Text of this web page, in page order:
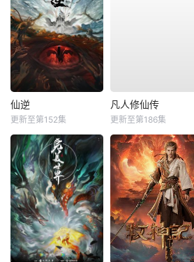
仙逆
更新至第152集
凡人修仙传
更新至第186集